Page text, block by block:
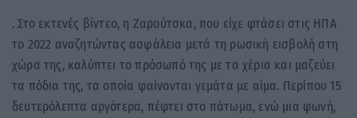
. Στο εκτενές βίντεο, η Ζαρούτσκα, που είχε φτάσει στις ΗΠΑ
το 2022 αναζητώντας ασφάλεια μετά τη ρωσική εισβολή στη
χώρα της, καλύπτει το πρόσωπό της με τα χέρια και μαζεύει
τα πόδια της, τα οποία φαίνονται γεμάτα με αίμα. Περίπου 15
δευτερόλεπτα αργότερα, πέφτει στο πάτωμα, ενώ μια φωνή,